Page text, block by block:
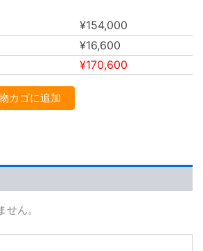
¥154,000
¥16,600
¥170,600
カゴに追加
ん。